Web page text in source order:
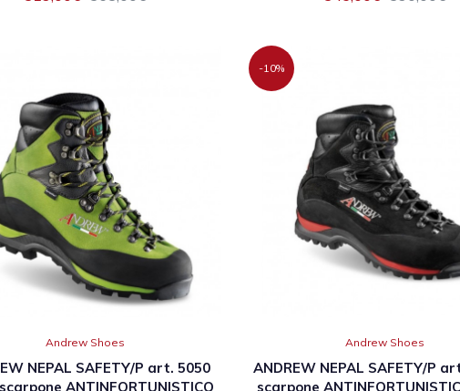
Andrew Shoes
NEPAL SAFETY/P art. 5050
ANTINFORTUNISTICO
-10%
Andrew Shoes
ANDREW NEPAL SAFETY/P
scarpone